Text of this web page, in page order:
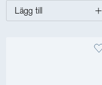
Lägg till